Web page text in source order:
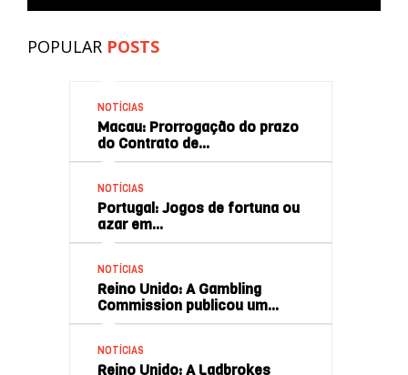
POPULAR POSTS
NOTÍCIAS
Macau: Prorrogação do prazo
do Contrato de…
NOTÍCIAS
Portugal: Jogos de fortuna ou
azar em…
NOTÍCIAS
Reino Unido: A Gambling
Commission publicou um…
NOTÍCIAS
Reino Unido: A Ladbrokes